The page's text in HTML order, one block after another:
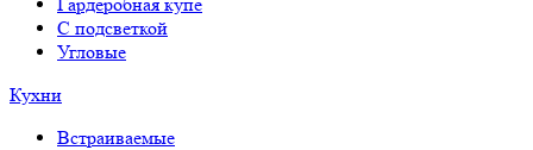
С подсветкой
Угловые
Кухни
Встраиваемые